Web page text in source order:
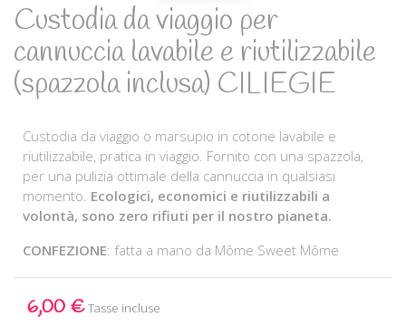
Custodia da viaggio per
cannuccia lavabile e riutilizzabile
(spazzola inclusa) CILIEGIE
Custodia da viaggio o marsupio in cotone lavabile e
riutilizzabile, pratica in viaggio. Fornito con una spazzola,
per una pulizia ottimale della cannuccia in qualsiasi
momento. Ecologici, economici e riutilizzabili a
volontà, sono zero rifiuti per il nostro pianeta.
CONFEZIONE: fatta a mano da Môme Sweet Môme
6,00 €Tasse incluse